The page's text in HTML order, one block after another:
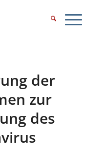
der
zur
des